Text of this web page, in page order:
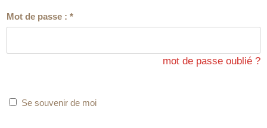
Mot de passe :*
mot de passe oublié ?
Se souvenir de moi